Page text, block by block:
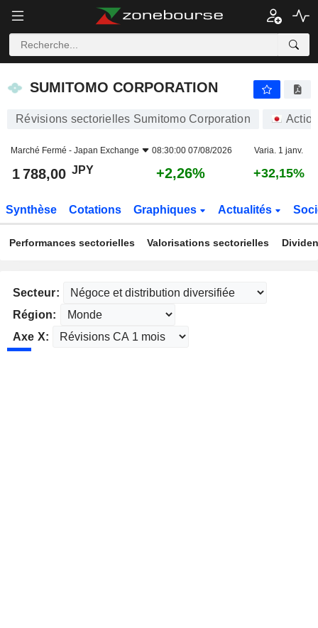
SUMITOMO CORPORATION
SUMITOMO CORPORATION
Révisions sectorielles Sumitomo Corporation
Marché Fermé - Japan Exchange 08:30:00 07/08/2026 Varia. 1 janv.
1 788,00 JPY +2,26% +32,15%
Synthèse Cotations Graphiques Actualités
Performances sectorielles Valorisations sectorielles
Secteur:
Région:
Axe X: